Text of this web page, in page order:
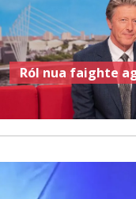
Ról nua faighte